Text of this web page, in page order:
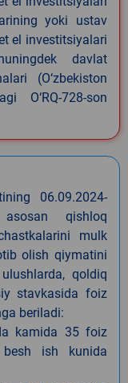
yoki ustav
el investitsiyalari
davlat
(O‘zbekiston
O‘RQ-728-son
06.09.2024-
qishloq
mulk
olish qiymatini
qoldiq
stavkasida foiz
beriladi:
kamida 35 foiz
ish kunida